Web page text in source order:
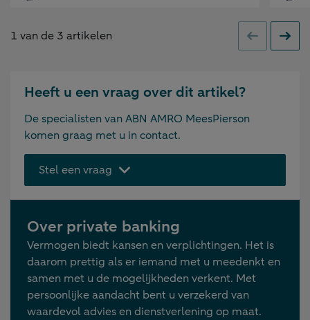
1 van de 3 artikelen Vorige
Heeft u een vraag over dit artikel?
De specialisten van ABN AMRO MeesPierson
komen graag met u in contact.
Stel een vraag
Over private banking
Vermogen biedt kansen en verplichtingen. Het is
daarom prettig als er iemand met u meedenkt en
samen met u de mogelijkheden verkent. Met
persoonlijke aandacht bent u verzekerd van
waardevol advies en dienstverlening op maat.